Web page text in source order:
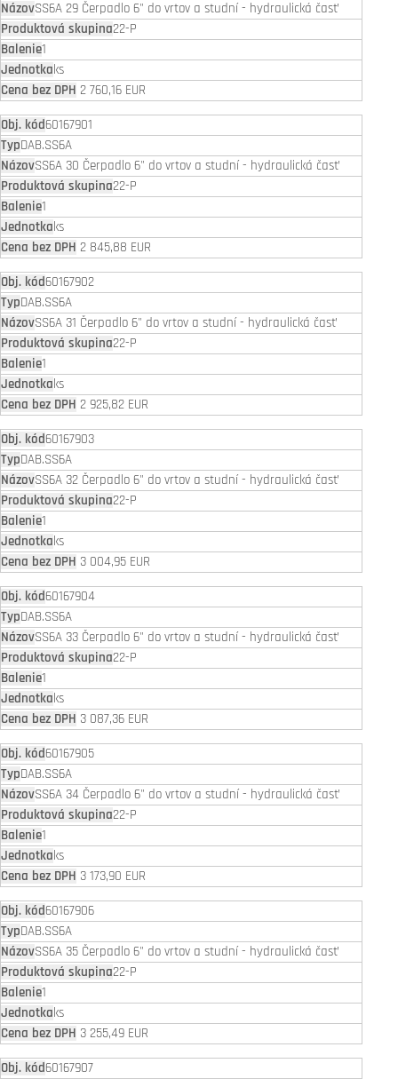
SS6A 29 Čerpadlo 6" do vrtov a studní - hydraulická časť
22-P
1
ks
2 760,16 EUR
60167901
DAB.SS6A
SS6A 30 Čerpadlo 6" do vrtov a studní - hydraulická časť
22-P
1
ks
2 845,88 EUR
60167902
DAB.SS6A
SS6A 31 Čerpadlo 6" do vrtov a studní - hydraulická časť
22-P
1
ks
2 925,82 EUR
60167903
DAB.SS6A
SS6A 32 Čerpadlo 6" do vrtov a studní - hydraulická časť
22-P
1
ks
3 004,95 EUR
60167904
DAB.SS6A
SS6A 33 Čerpadlo 6" do vrtov a studní - hydraulická časť
22-P
1
ks
3 087,36 EUR
60167905
DAB.SS6A
SS6A 34 Čerpadlo 6" do vrtov a studní - hydraulická časť
22-P
1
ks
3 173,90 EUR
60167906
DAB.SS6A
SS6A 35 Čerpadlo 6" do vrtov a studní - hydraulická časť
22-P
1
ks
3 255,49 EUR
60167907